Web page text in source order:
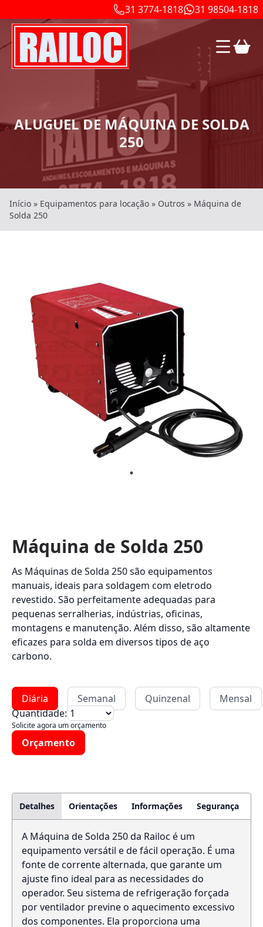
31 3774-1818 31 98504-1818
ALUGUEL DE MÁQUINA DE SOLDA
250
Início » Equipamentos para locação » Outros » Máquina de
Solda 250
Máquina de Solda 250
As Máquinas de Solda 250 são equipamentos
manuais, ideais para soldagem com eletrodo
revestido. São perfeitamente adequadas para
pequenas serralherias, indústrias, oficinas,
montagens e manutenção. Além disso, são altamente
eficazes para solda em diversos tipos de aço
carbono.
Diária Semanal Quinzenal
Mensal
Quantidade:
Solicite agora um orçamento
Orçamento
Detalhes Orientações Informações Segurança
A Máquina de Solda 250 da Railoc é um
equipamento versátil e de fácil operação. É uma
fonte de corrente alternada, que garante um
ajuste fino ideal para as necessidades do
operador. Seu sistema de refrigeração forçada
por ventilador previne o aquecimento excessivo
dos componentes. Ela proporciona uma